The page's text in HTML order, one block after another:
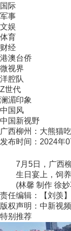
国际
军事
文娱
体育
财经
港澳台侨
微视界
洋腔队
Z世代
澜湄印象
中国风
中国新视野
广西柳州：大熊猫
发布时间：2024年
7月5日，广西柳
生日宴上，饲养
(林馨 制作 徐妙
责任编辑：【刘羡】
版权声明：中新视
特别推荐